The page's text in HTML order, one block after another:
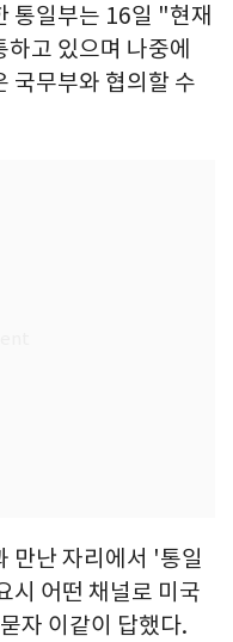
통일부는 16일 "현재
고 있으며 나중에
국무부와 협의할 수
만난 자리에서 '통일
시 어떤 채널로 미국
자 이같이 답했다.